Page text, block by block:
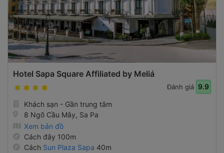
Hotel Sapa Square Affiliated by Meliá
Đánh giá 9.9
Khách sạn - Gần trung tâm
8 Ngõ Cầu Mây, Sa Pa
Xem bản đồ
Cách đây 100m
Cách Sun Plaza Sapa 40m